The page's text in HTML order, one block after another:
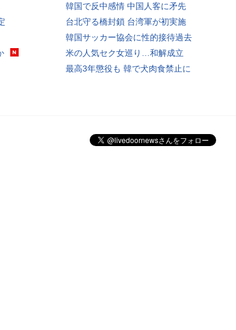
韓国で反中感情 中国人客に矛先
台北守る橋封鎖 台湾軍が初実施
韓国サッカー協会に性的接待過去
米の人気セク女巡り…和解成立
最高3年懲役も 韓で犬肉食禁止に